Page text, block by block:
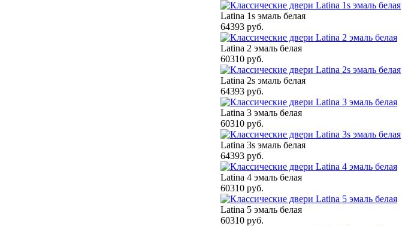
Latina 1s эмаль белая
64393 руб.
Latina 2 эмаль белая
60310 руб.
Latina 2s эмаль белая
64393 руб.
Latina 3 эмаль белая
60310 руб.
Latina 3s эмаль белая
64393 руб.
Latina 4 эмаль белая
60310 руб.
Latina 5 эмаль белая
60310 руб.